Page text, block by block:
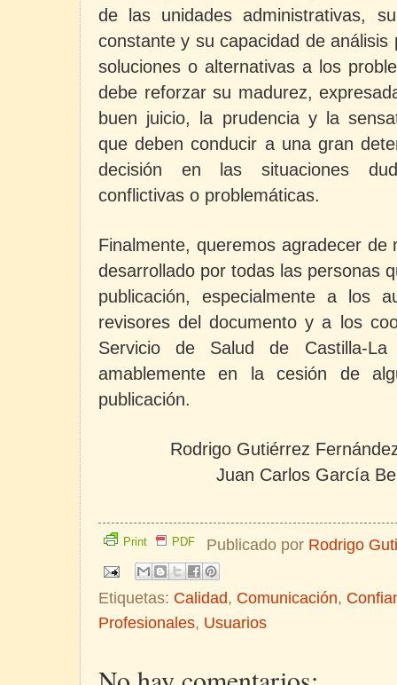
de las unidades administrativas,
constante y su capacidad de
soluciones o alternativas a los
debe reforzar su madurez,
buen juicio, la prudencia y la
que deben conducir a una gran
decisión en las situaciones
conflictivas o problemáticas.
Finalmente, queremos agradecer de
desarrollado por todas las personas
publicación, especialmente a los
revisores del documento y a los
Servicio de Salud de Castilla-La
amablemente en la cesión de
publicación.
Rodrigo Gutiérrez
Juan Carlos García
Print PDF Publicado por Rodrigo
Etiquetas: Calidad, Comunicación,
Profesionales, Usuarios